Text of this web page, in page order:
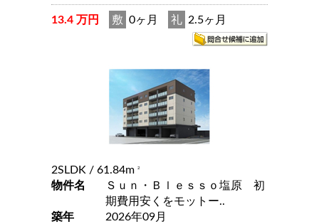
13.4 万円 敷 0ヶ月 礼 2.5ヶ月
2SLDK / 61.84m 2
物件名
Ｓｕｎ・Ｂｌｅｓｓｏ塩原 初
期費用安くをモットー..
築年
2026年09月